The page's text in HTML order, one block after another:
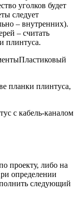
уголков будет
следует
– внутренних).
– считать
плинтуса.
Пластиковый
планки плинтуса,
с кабель-каналом
проекту, либо на
определении
следующий